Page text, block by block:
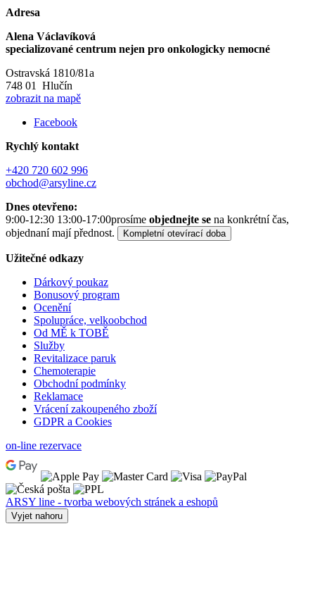
Adresa
Alena Václavíková
specializované centrum nejen pro onkologicky nemocné
Ostravská 1810/81a
748 01 Hlučín
zobrazit na mapě
Facebook
Rychlý kontakt
+420 720 602 996
obchod@arsyline.cz
Dnes otevřeno:
9:00-12:30 13:00-17:00prosíme objednejte se na konkrétní čas,
objednaní mají přednost.
Kompletní otevírací doba
Užitečné odkazy
Dárkový poukaz
Bonusový program
Ocenění
Spolupráce, velkoobchod
Od MĚ k TOBĚ
Služby
Revitalizace paruk
Chemoterapie
Obchodní podmínky
Reklamace
Vrácení zakoupeného zboží
GDPR a Cookies
on-line rezervace
ARSY line - tvorba webových stránek a eshopů
Vyjet nahoru